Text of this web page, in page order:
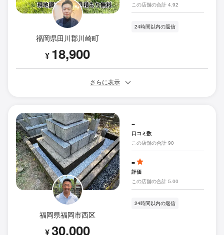
福岡県田川郡川崎町
¥ 18,900
この店舗の合計 4.92
24時間以内の返信
さらに表示
福岡県福岡市西区
¥30,000
-
口コミ数
この店舗の合計 90
-
評価
この店舗の合計 5.00
24時間以内の返信